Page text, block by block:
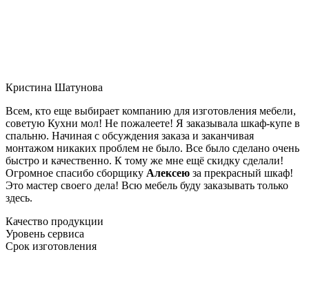
Кристина Шатунова
Всем, кто еще выбирает компанию для изготовления мебели,
советую Кухни мол! Не пожалеете! Я заказывала шкаф-купе в
спальню. Начиная с обсуждения заказа и заканчивая
монтажом никаких проблем не было. Все было сделано очень
быстро и качественно. К тому же мне ещё скидку сделали!
Огромное спасибо сборщику Алексею за прекрасный шкаф!
Это мастер своего дела! Всю мебель буду заказывать только
здесь.
Качество продукции
Уровень сервиса
Срок изготовления